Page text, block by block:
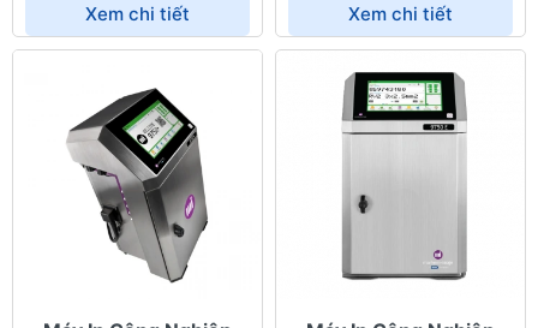
Xem chi tiết Xem chi tiết